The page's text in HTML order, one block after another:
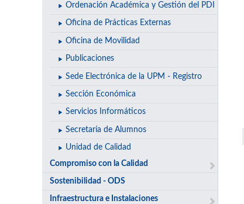
Ordenación Académica y Gestión del PDI
Oficina de Prácticas Externas
Oficina de Movilidad
Publicaciones
Sede Electrónica de la UPM - Registro
Sección Económica
Servicios Informáticos
Secretaría de Alumnos
Unidad de Calidad
Compromiso con la Calidad
Sostenibilidad - ODS
Infraestructura e Instalaciones